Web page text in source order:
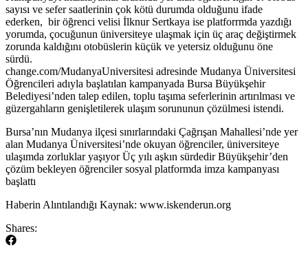
sayısı ve sefer saatlerinin çok kötü durumda olduğunu ifade
ederken, bir öğrenci velisi İlknur Sertkaya ise platforrmda yazdığı
yorumda, çocuğunun üniversiteye ulaşmak için üç araç değiştirmek
zorunda kaldığını otobüslerin küçük ve yetersiz olduğunu öne
sürdü.
change.com/MudanyaUniversitesi adresinde Mudanya Üniversitesi
Öğrencileri adıyla başlatılan kampanyada Bursa Büyükşehir
Belediyesi’nden talep edilen, toplu taşıma seferlerinin artırılması ve
güzergahların genişletilerek ulaşım sorununun çözülmesi istendi.
​Bursa’nın Mudanya ilçesi sınırlarındaki Çağrışan Mahallesi’nde yer
alan Mudanya Üniversitesi’nde okuyan öğrenciler, üniversiteye
ulaşımda zorluklar yaşıyor Üç yılı aşkın sürdedir Büyükşehir’den
çözüm bekleyen öğrenciler sosyal platformda imza kampanyası
başlattı
​Haberin Alıntılandığı Kaynak: www.iskenderun.org
Shares: